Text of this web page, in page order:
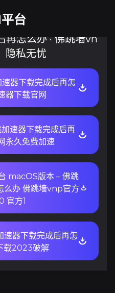
台
再怎么办 · 佛跳墙vn
隐私无忧
器下载完成后再怎
器下载官网
速器下载完成后再
永久免费加速
macOS版本 – 佛跳
么办 佛跳墙vnp官方
官方1
器下载完成后再怎
载2023破解